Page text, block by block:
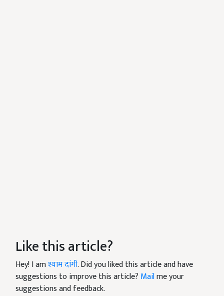
Like this article?
Hey! I amश्याम दांगी. Did you liked this article and have
suggestions to improve this article? Mailme your
suggestions and feedback.